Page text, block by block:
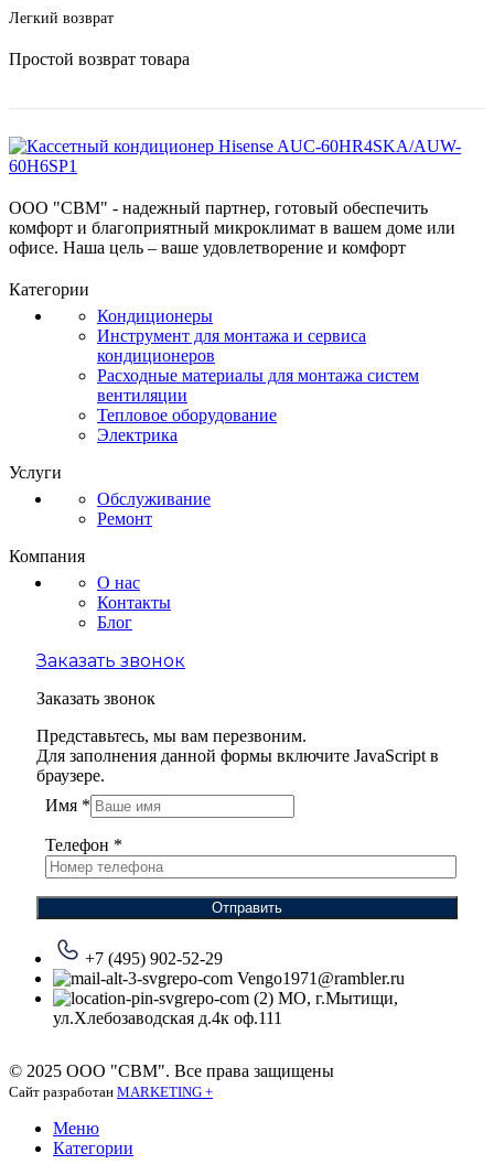
Легкий возврат
Простой возврат товара
ООО "СВМ" - надежный партнер, готовый обеспечить
комфорт и благоприятный микроклимат в вашем доме или
офисе. Наша цель – ваше удовлетворение и комфорт
Категории
Кондиционеры
Инструмент для монтажа и сервиса
кондиционеров
Расходные материалы для монтажа систем
вентиляции
Тепловое оборудование
Электрика
Услуги
Обслуживание
Ремонт
Компания
О нас
Контакты
Блог
Заказать звонок
Заказать звонок
Представьтесь, мы вам перезвоним.
Для заполнения данной формы включите JavaScript в
браузере.
Имя *
Телефон *
Отправить
+7 (495) 902-52-29
Vengo1971@rambler.ru
МО, г.Мытищи,
ул.Хлебозаводская д.4к оф.111
© 2025 ООО "СВМ". Все права защищены
Сайт разработан MARKETING +
Меню
Категории